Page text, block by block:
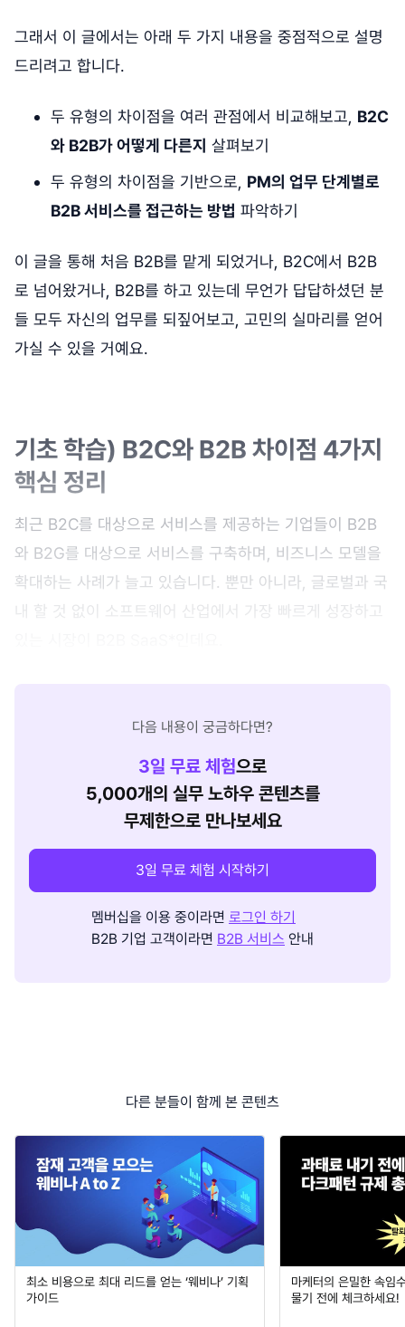
그래서 이 글에서는 아래 두 가지 내용을 중점적으로 설명
드리려고 합니다.
두 유형의 차이점을 여러 관점에서 비교해보고, B2C
와 B2B가 어떻게 다른지 살펴보기
두 유형의 차이점을 기반으로, PM의 업무 단계별로
B2B 서비스를 접근하는 방법 파악하기
이 글을 통해 처음 B2B를 맡게 되었거나, B2C에서 B2B
로 넘어왔거나, B2B를 하고 있는데 무언가 답답하셨던 분
들 모두 자신의 업무를 되짚어보고, 고민의 실마리를 얻어
가실 수 있을 거예요.
기초 학습) B2C와 B2B 차이점 4가지
핵심 정리
최근 B2C를 대상으로 서비스를 제공하는 기업들이 B2B
와 B2G를 대상으로 서비스를 구축하며, 비즈니스 모델을
확대하는 사례가 늘고 있습니다. 뿐만 아니라, 글로벌과 국
내 할 것 없이 소프트웨어 산업에서 가장 빠르게 성장하고
다음 내용이 궁금하다면?
3일 무료 체험으로
5,000개의 실무 노하우 콘텐츠를
무제한으로 만나보세요
3일 무료 체험 시작하기
멤버십을 이용 중이라면 로그인 하기
B2B 기업 고객이라면 B2B 서비스 안내
다른 분들이 함께 본 콘텐츠
최소 비용으로 최대 리드를 얻는 ‘웨비나’ 기획
가이드
마케터의 은밀한 속임
물기 전에 체크하세요!